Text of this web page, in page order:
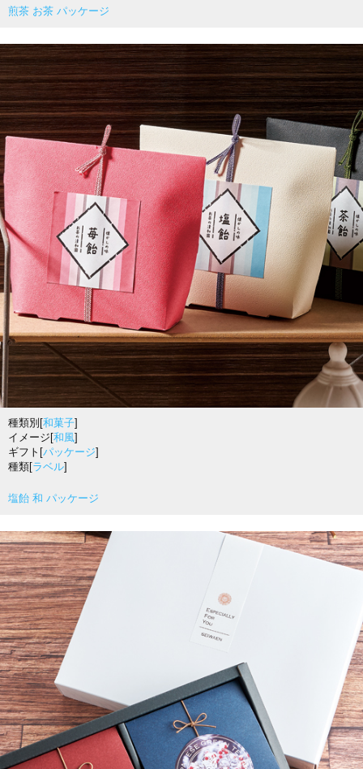
煎茶 お茶 パッケージ
種類別[和菓子]
イメージ[和風]
ギフト[パッケージ]
種類[ラベル]
塩飴 和 パッケージ